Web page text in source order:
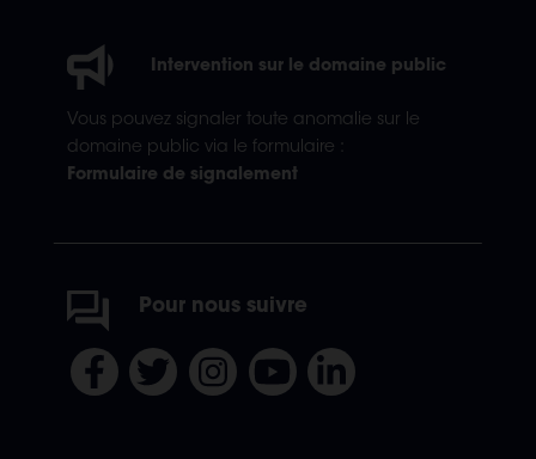
Intervention sur le domaine public
Vous pouvez signaler toute anomalie sur le
domaine public via le formulaire :
Formulaire de signalement
Pour nous suivre